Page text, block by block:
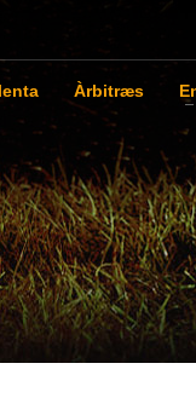
Àrbitræs